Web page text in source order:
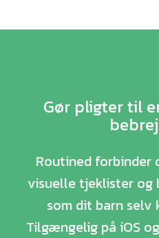
Gør pligter til
Routined forbinder
visuelle tjeklister og
som dit barn selv
Tilgængelig på iOS